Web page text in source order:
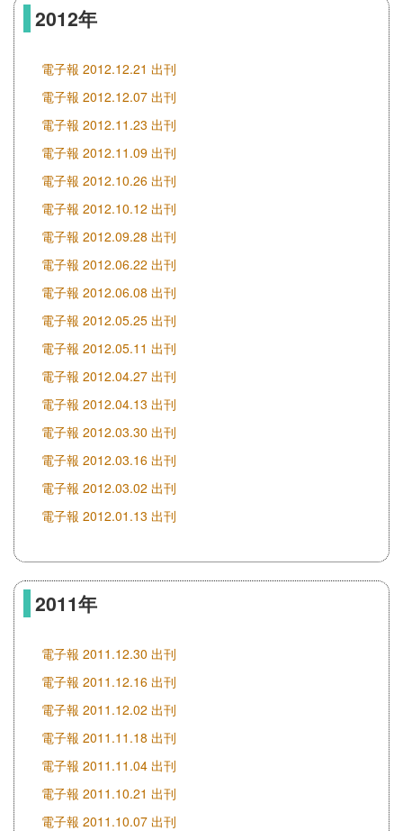
2012年
電子報 2012.12.21 出刊
電子報 2012.12.07 出刊
電子報 2012.11.23 出刊
電子報 2012.11.09 出刊
電子報 2012.10.26 出刊
電子報 2012.10.12 出刊
電子報 2012.09.28 出刊
電子報 2012.06.22 出刊
電子報 2012.06.08 出刊
電子報 2012.05.25 出刊
電子報 2012.05.11 出刊
電子報 2012.04.27 出刊
電子報 2012.04.13 出刊
電子報 2012.03.30 出刊
電子報 2012.03.16 出刊
電子報 2012.03.02 出刊
電子報 2012.01.13 出刊
2011年
電子報 2011.12.30 出刊
電子報 2011.12.16 出刊
電子報 2011.12.02 出刊
電子報 2011.11.18 出刊
電子報 2011.11.04 出刊
電子報 2011.10.21 出刊
電子報 2011.10.07 出刊